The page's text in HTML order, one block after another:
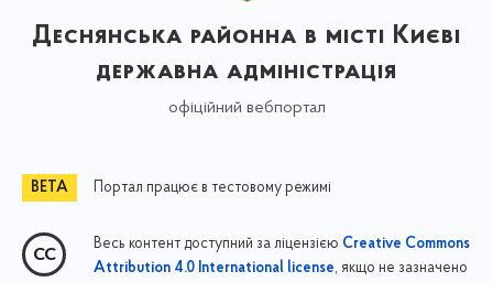
Деснянська районна в місті Києві
державна адміністрація
офіційний вебпортал
Портал працює в тестовому режимі
Весь контент доступний за ліцензією Creative Commons
Attribution 4.0 International license, якщо не зазначено